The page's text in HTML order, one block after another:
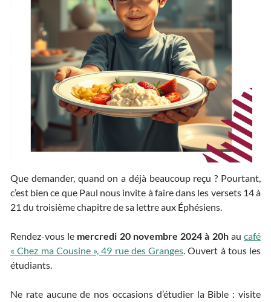
Que demander, quand on a déjà beaucoup reçu ? Pourtant,
c’est bien ce que Paul nous invite à faire dans les versets 14 à
21 du troisième chapitre de sa lettre aux Éphésiens.
Rendez-vous le mercredi 20 novembre 2024 à 20haucafé
« Chez ma Cousine », 49 rue des Granges. Ouvert à tous les
étudiants.
Ne rate aucune de nos occasions d’étudier la Bible : visite